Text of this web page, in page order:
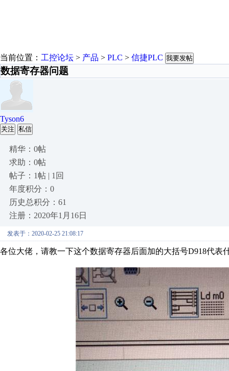
当前位置： 工控论坛 > 产品 > PLC > 信捷PLC 我要发帖
数据寄存器问题
Tyson6
关注 私信
精华：0帖
求助：0帖
帖子：1帖 | 1回
年度积分：0
历史总积分：61
注册：2020年1月16日
发表于：2020-02-25 21:08:17
各位大佬，请教一下这个数据寄存器后面加的大括号D918代表